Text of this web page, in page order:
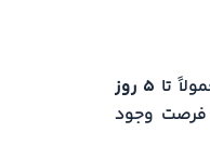
تا
۵ روز
فرصت وجود